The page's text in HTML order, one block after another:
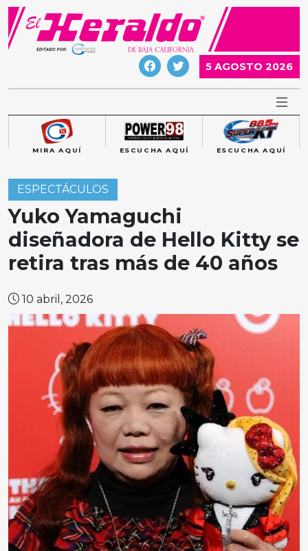
Skip
content
5 AGOSTO 2026
MIRA AQUÍ ESCUCHA AQUÍ ESCUCHA AQUÍ
ESPECTÁCULOS
Yuko Yamaguchi
diseñadora de Hello Kitty se
retira tras más de 40 años
10 abril, 2026